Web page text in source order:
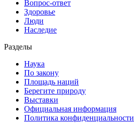
Вопрос-ответ
Здоровье
Люди
Наследие
Разделы
Наука
По закону
Площадь наций
Берегите природу
Выставки
Официальная информация
Политика конфиденциальности